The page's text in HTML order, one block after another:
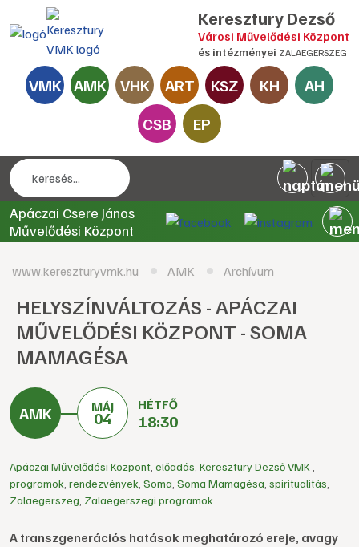
Keresztury Dezső
Városi Művelődési Központ
és intézményei ZALAEGERSZEG
VMK AMK VHK ART KSZ KH
AH
CSB
EP
Apáczai Csere János
Művelődési Központ
www.kereszturyvmk.hu AMK Archívum
HELYSZÍNVÁLTOZÁS - APÁCZAI
MŰVELŐDÉSI KÖZPONT - SOMA
MAMAGÉSA
MÁJ
04
HÉTFŐ
18:30
Apáczai Művelődési Központ előadás Keresztury Dezső VMK
programok rendezvények Soma Soma Mamagésa spiritualitás
Zalaegerszeg Zalaegerszegi programok
A transzgenerációs hatások meghatározó ereje, avagy